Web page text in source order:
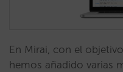
En Mirai, con el
hemos añadido varias